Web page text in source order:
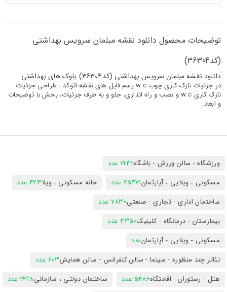
توضیحات محصول دانلود نقشه مبلمان سرویس بهداشتی
(کد36304)
دانلود نقشه مبلمان سرویس بهداشتی (کد36304) بلوک های بهداشتی
در جزئیات نازک کاری چوب w.c رسم فایل های نقشه اتوکد . طراحی جزئیات
نازک کاری w.c و نصب و راه اندازی، جلو و به طرف جزئیات، بخش با توضیحات
و ابعاد.
ورزشگاه - سالن ورزش - باشگاه1931 عدد
مسکونی ، ویلایی ، آپارتمان25471 عدد خانه مسکونی ، ویلا423 عدد
ساختمان اداری - تجاری - صنعتی7830 عدد
بیمارستان - درمانگاه - کلینیک3350 عدد
مسکونی - ویلایی - آپارتمانعدد
تئاتر چند منظوره - سینما - سالن کنفرانس - سالن همایش603 عدد
هتل - رستوران - اقامتگاه5486 عدد ساختمان دولتی ، سازمانی1428 عدد